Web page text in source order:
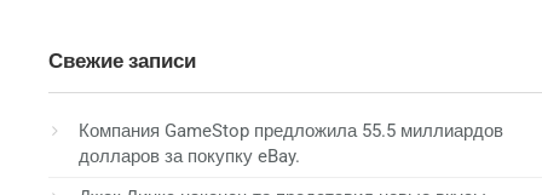
Свежие записи
Компания GameStop предложила 55.5 миллиардов
долларов за покупку eBay.